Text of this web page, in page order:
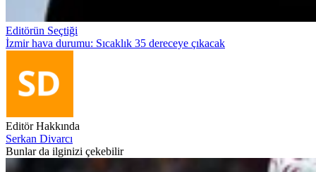
Editörün Seçtiği
İzmir hava durumu: Sıcaklık 35 dereceye çıkacak
Editör Hakkında
Serkan Divarcı
Bunlar da ilginizi çekebilir